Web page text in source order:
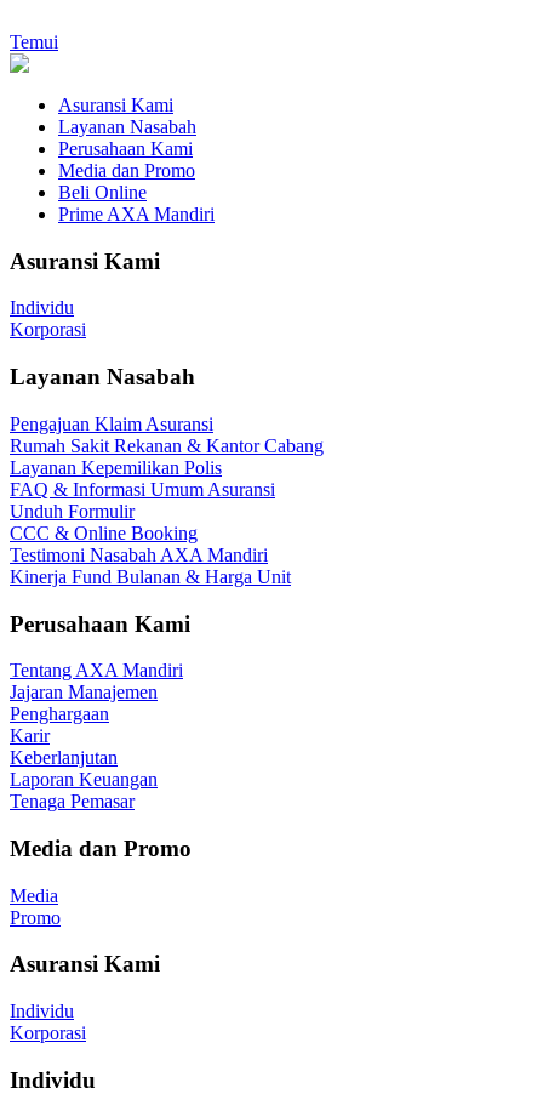
Temui
Asuransi Kami
Layanan Nasabah
Perusahaan Kami
Media dan Promo
Beli Online
Prime AXA Mandiri
Asuransi Kami
Individu
Korporasi
Layanan Nasabah
Pengajuan Klaim Asuransi
Rumah Sakit Rekanan & Kantor Cabang
Layanan Kepemilikan Polis
FAQ & Informasi Umum Asuransi
Unduh Formulir
CCC & Online Booking
Testimoni Nasabah AXA Mandiri
Kinerja Fund Bulanan & Harga Unit
Perusahaan Kami
Tentang AXA Mandiri
Jajaran Manajemen
Penghargaan
Karir
Keberlanjutan
Laporan Keuangan
Tenaga Pemasar
Media dan Promo
Media
Promo
Asuransi Kami
Individu
Korporasi
Individu